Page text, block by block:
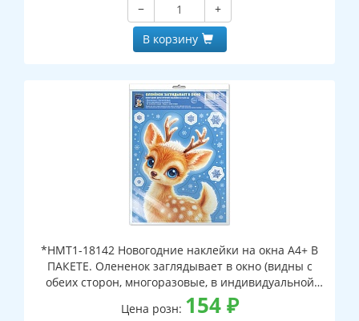
−
+
В корзину
*НМТ1-18142 Новогодние наклейки на окна А4+ В
ПАКЕТЕ. Олененок заглядывает в окно (видны с
обеих сторон, многоразовые, в индивидуальной
упаковке, с европодвесом и клеевым клапаном)
Цена розн: 154₽